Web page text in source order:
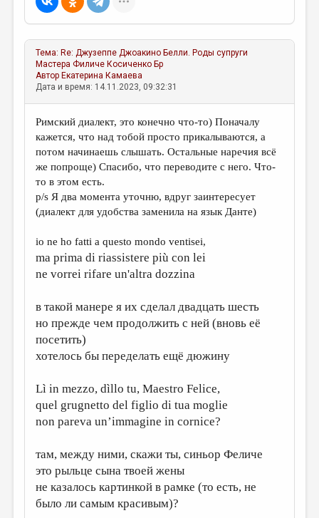
Тема: Re: Джузеппе Джоакино Белли. Роды супруги
Мастера Филиче Косиченко Бр
Автор Екатерина Камаева
Дата и время: 14.11.2023, 09:32:31
Римский диалект, это конечно что-то) Поначалу
кажется, что над тобой просто прикалываются, а
потом начинаешь слышать. Остальные наречия всё
же попроще) Спасибо, что переводите с него. Что-
то в этом есть.
p/s Я два момента уточню, вдруг заинтересует
(диалект для удобства заменила на язык Данте)
io ne ho fatti a questo mondo ventisei,
ma prima di riassistere più con lei
ne vorrei rifare un'altra dozzina
в такой манере я их сделал двадцать шесть
но прежде чем продолжить с ней (вновь её
посетить)
хотелось бы переделать ещё дюжину
Lì in mezzo, dìllo tu, Maestro Felice,
quel grugnetto del figlio di tua moglie
non pareva un’immagine in cornice?
там, между ними, скажи ты, синьор Феличе
это рыльце сына твоей жены
не казалось картинкой в рамке (то есть, не
было ли самым красивым)?